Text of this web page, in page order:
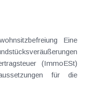
Eine
(ImmoESt)
für die